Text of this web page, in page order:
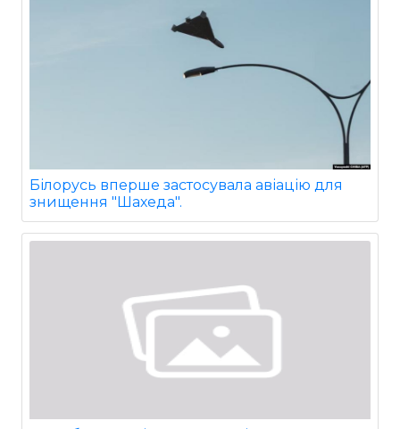
Білорусь вперше застосувала авіацію для
знищення "Шахеда".